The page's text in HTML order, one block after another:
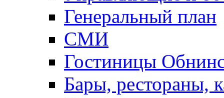
Генеральный план
СМИ
Гостиницы
Бары, рестораны,